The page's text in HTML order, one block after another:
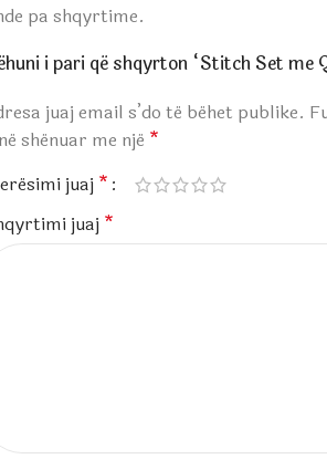
pa shqyrtime.
i pari që shqyrton “Stitch Set me
juaj email s’do të bëhet publike.
shënuar me një *
juaj *
juaj *